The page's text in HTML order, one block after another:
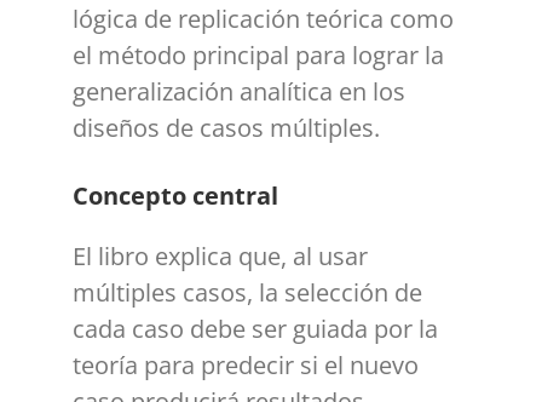
lógica de replicación teórica como
el método principal para lograr la
generalización analítica en los
diseños de casos múltiples.
Concepto central
El libro explica que, al usar
múltiples casos, la selección de
cada caso debe ser guiada por la
teoría para predecir si el nuevo